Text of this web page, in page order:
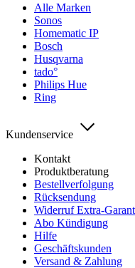
Alle Marken
Sonos
Homematic IP
Bosch
Husqvarna
tado°
Philips Hue
Ring
Kundenservice
Kontakt
Produktberatung
Bestellverfolgung
Rücksendung
Widerruf Extra-
Abo Kündigung
Hilfe
Geschäftskunden
Versand & Zahlung